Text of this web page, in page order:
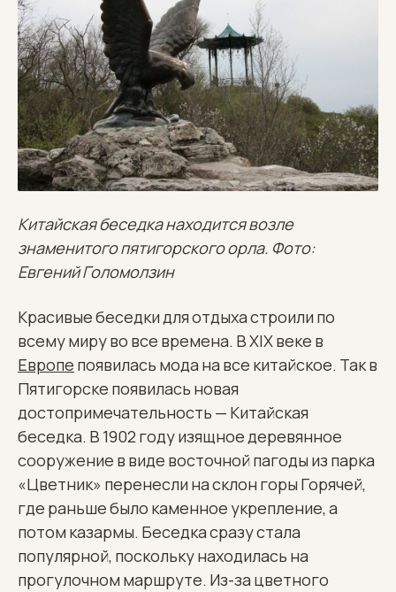
Китайская беседка находится возле
знаменитого пятигорского орла. Фото:
Евгений Голомолзин
Красивые беседки для отдыха строили по
всему миру во все времена. В XIX веке в
Европе появилась мода на все китайское. Так в
Пятигорске появилась новая
достопримечательность — Китайская
беседка. В 1902 году изящное деревянное
сооружение в виде восточной пагоды из парка
«Цветник» перенесли на склон горы Горячей,
где раньше было каменное укрепление, а
потом казармы. Беседка сразу стала
популярной, поскольку находилась на
прогулочном маршруте. Из-за цветного